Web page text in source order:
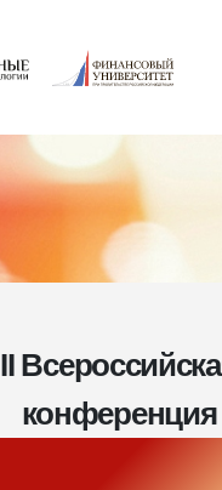
II
конференция